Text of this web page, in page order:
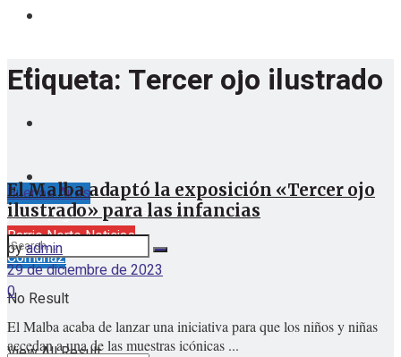
Buenos Aires
jueves, agosto 6, 2026
Barrio Norte Noticias
Comuna2
No Result
View All Result
Etiqueta: Tercer ojo ilustrado
El Malba adaptó la exposición «Tercer ojo
ilustrado» para las infancias
byadmin
29 de diciembre de 2023
0
El Malba acaba de lanzar una iniciativa para que los niños y niñas
accedan a una de las muestras icónicas ...